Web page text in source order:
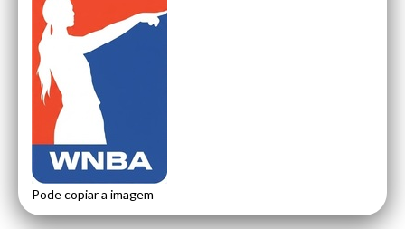
Pode copiar a imagem